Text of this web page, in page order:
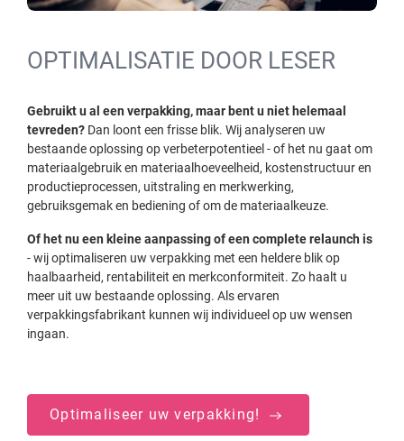
OPTIMALISATIE DOOR LESER
Gebruikt u al een verpakking, maar bent u niet helemaal
tevreden? Dan loont een frisse blik. Wij analyseren uw
bestaande oplossing op verbeterpotentieel - of het nu gaat om
materiaalgebruik en materiaalhoeveelheid, kostenstructuur en
productieprocessen, uitstraling en merkwerking,
gebruiksgemak en bediening of om de materiaalkeuze.
Of het nu een kleine aanpassing of een complete relaunch is
- wij optimaliseren uw verpakking met een heldere blik op
haalbaarheid, rentabiliteit en merkconformiteit. Zo haalt u
meer uit uw bestaande oplossing. Als ervaren
verpakkingsfabrikant kunnen wij individueel op uw wensen
ingaan.
Optimaliseer uw verpakking!